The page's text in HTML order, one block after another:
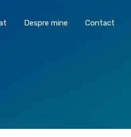
De Vânzare De Închiriat
Despre mine Contact